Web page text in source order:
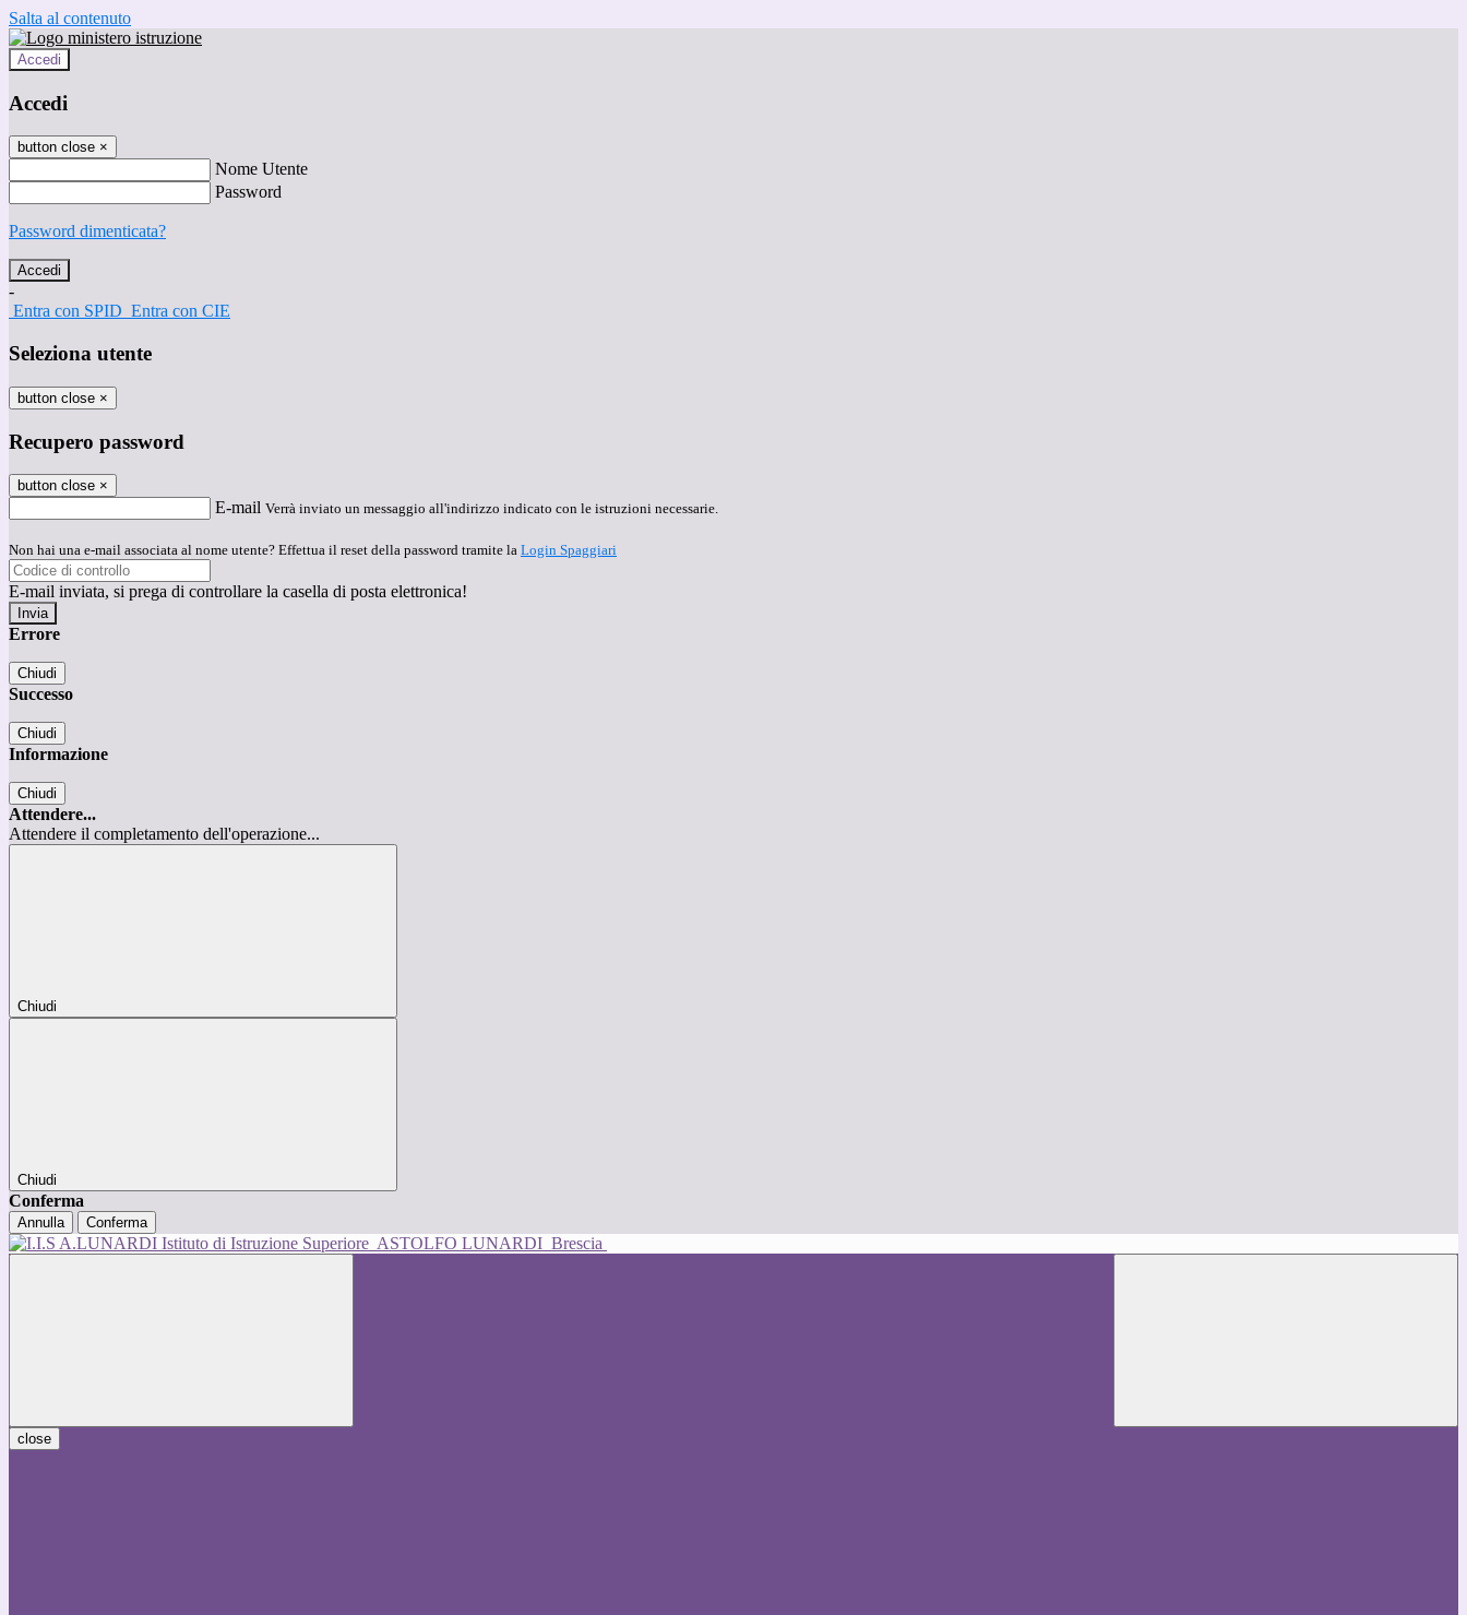
Salta al contenuto
Accedi
Accedi
button close ×
Nome Utente
Password
Password dimenticata?
-
Entra con SPID Entra con CIE
Seleziona utente
button close ×
Recupero password
button close ×
E-mail Verrà inviato un messaggio all'indirizzo indicato con le istruzioni necessarie.
Non hai una e-mail associata al nome utente? Effettua il reset della password tramite la Login Spaggiari
E-mail inviata, si prega di controllare la casella di posta elettronica!
Errore
Chiudi
Successo
Chiudi
Informazione
Chiudi
Attendere...
Attendere il completamento dell'operazione...
Chiudi
Chiudi
Conferma
Annulla Conferma
Istituto di Istruzione Superiore ASTOLFO LUNARDI Brescia
close